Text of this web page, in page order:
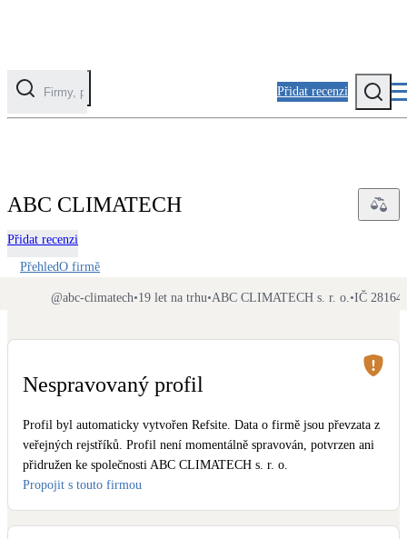
Přidat recenzi
Solární ohřev vody
Solární termický systém
Na přípravu teplé vody i přitápění
ABC CLIMATECH
Přidat recenzi
PřehledO firmě
@abc-climatech•19 let na trhu•ABC CLIMATECH s. r. o.•IČ
Nespravovaný profil
Profil byl automaticky vytvořen Refsite. Data o firmě jsou převzata z
veřejných rejstříků. Profil není momentálně spravován, potvrzen ani
přidružen ke společnosti ABC CLIMATECH s. r. o.
Propojit s touto firmou